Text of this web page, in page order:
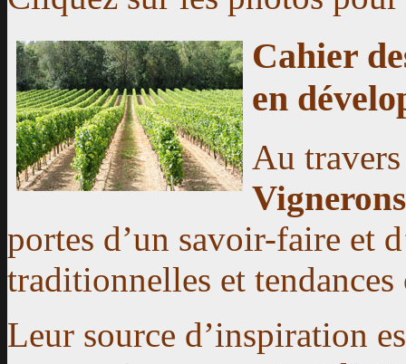
Cahier
en
Au
portes d’un savoir-faire et
traditionnelles et
Leur source d’inspiration